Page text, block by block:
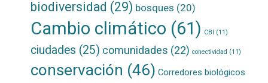
biodiversidad (29) bosques (20)
Cambio climático (61) CBI (11)
ciudades (25) comunidades (22) conectividad (11)
conservación (46) Corredores biológicos